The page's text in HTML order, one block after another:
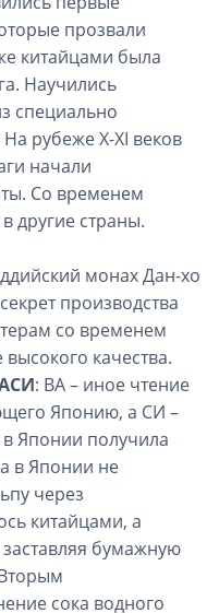
прозвали
китайцами была
Научились
специально
рубеже X-XI веков
начали
Со временем
другие страны.
монах Дан-хо
производства
со временем
качества.
: ВА – иное чтение
Японию, а СИ –
в Японии получила
в Японии не
через
китайцами, а
бумажную
сока водного